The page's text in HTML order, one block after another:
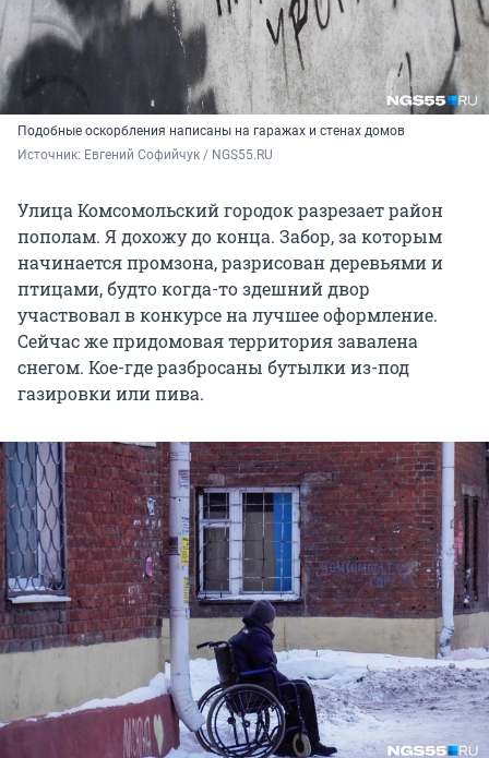
Подобные оскорбления написаны на гаражах и стенах домов
Источник: Евгений Софийчук / NGS55.RU
Улица Комсомольский городок разрезает район
пополам. Я дохожу до конца. Забор, за которым
начинается промзона, разрисован деревьями и
птицами, будто когда-то здешний двор
участвовал в конкурсе на лучшее оформление.
Сейчас же придомовая территория завалена
снегом. Кое-где разбросаны бутылки из-под
газировки или пива.